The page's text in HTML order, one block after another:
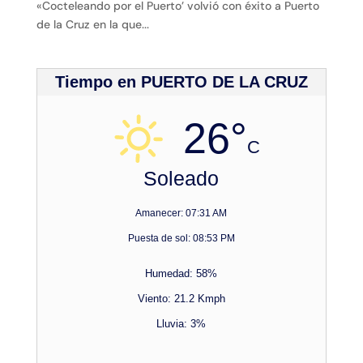
«Cocteleando por el Puerto’ volvió con éxito a Puerto
de la Cruz en la que...
Tiempo en PUERTO DE LA CRUZ
26°C
Soleado
Amanecer: 07:31 AM
Puesta de sol: 08:53 PM
Humedad: 58%
Viento: 21.2 Kmph
Lluvia: 3%